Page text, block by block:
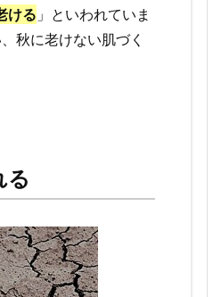
ける 」といわれていま
秋に老けない肌づく
る